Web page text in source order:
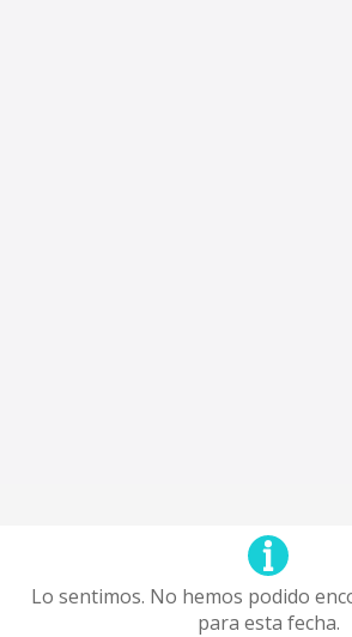
Lo sentimos. No hemos podido
para esta fecha.